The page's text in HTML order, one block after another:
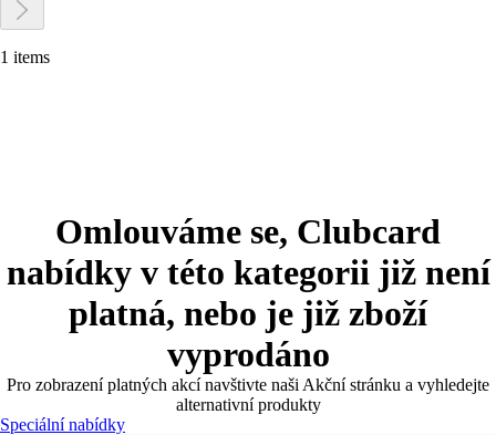
1 items
Omlouváme se, Clubcard
nabídky v této kategorii již není
platná, nebo je již zboží
vyprodáno
Pro zobrazení platných akcí navštivte naši Akční stránku a vyhledejte
alternativní produkty
Speciální nabídky